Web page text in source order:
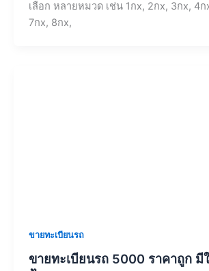
เลือก หลายหมวด เช่น 1กx, 2กx, 3กx, 4
7กx, 8กx,
ขายทะเบียนรถ
ขายทะเบียนรถ 5000 ราคาถูก มี